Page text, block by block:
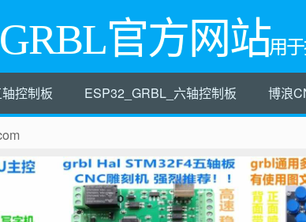
GRBL官方网站用
控制板 ESP32_GRBL_六轴控制板 博浪